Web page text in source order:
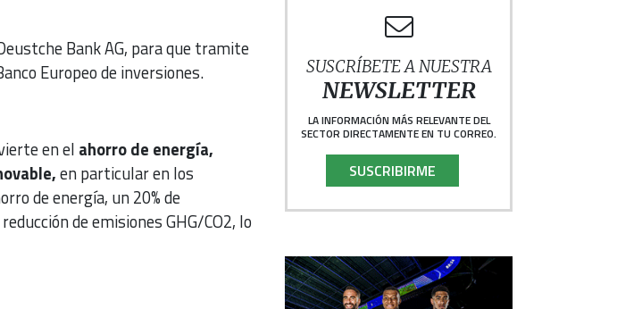
Bank AG, para que tramite
Europeo de inversiones.
en el ahorro de energía,
en particular en los
de energía, un 20% de
de emisiones GHG/CO2, lo
SUSCRÍBETE A NUESTRA
NEWSLETTER
LA INFORMACIÓN MÁS RELEVANTE DEL
SECTOR DIRECTAMENTE EN TU CORREO.
SUSCRIBIRME